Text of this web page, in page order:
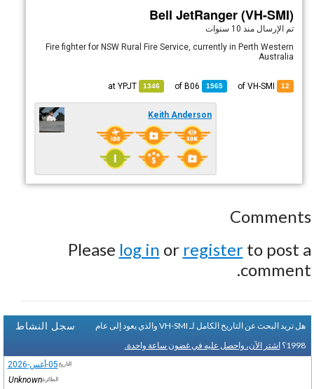
Bell JetRanger (VH-SMI)
تم الإرسالمنذ 10 سنوات
Fire fighter for NSW Rural Fire Service, currently in Perth Western
Australia
12
1565
B06
1346
at
YPJT
Keith Anderson
Comments
Please log in or registerto post a
comment.
سجل النشاط
هل تريد البحث عن التاريخ الكامل لـ VH-SMI والذي يعود إلى عام
1998؟ اشتر الآن، واحصل عليه في غضون ساعة واحدة.
التاريخ05-أغس-2026
الطائرةUnknown